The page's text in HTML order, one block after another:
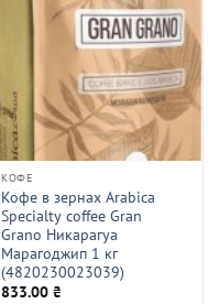
КОФЕ
Кофе в зернах Arabica
Specialty coffee Gran
Grano Никарагуа
Марагоджип 1 кг
(4820230023039)
833.00₴